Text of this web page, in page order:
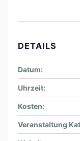
DETAILS
Datum:
Uhrzeit:
Kosten:
Veranstaltung